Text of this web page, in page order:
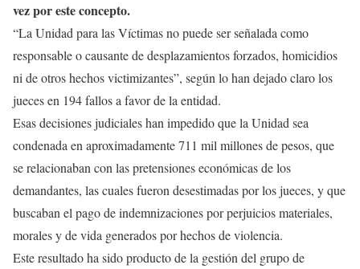
vez por este concepto.
“La Unidad para las Víctimas no puede ser señalada como
responsable o causante de desplazamientos forzados, homicidios
ni de otros hechos victimizantes”, según lo han dejado claro los
jueces en 194 fallos a favor de la entidad.
Esas decisiones judiciales han impedido que la Unidad sea
condenada en aproximadamente 711 mil millones de pesos, que
se relacionaban con las pretensiones económicas de los
demandantes, las cuales fueron desestimadas por los jueces, y que
buscaban el pago de indemnizaciones por perjuicios materiales,
morales y de vida generados por hechos de violencia.
Este resultado ha sido producto de la gestión del grupo de